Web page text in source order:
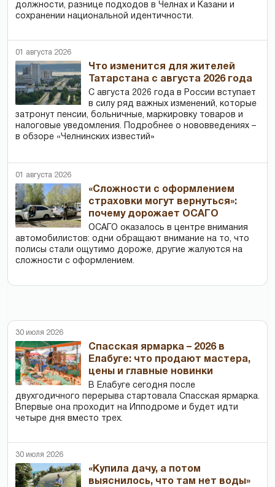
должности, разнице подходов в Челнах и Казани и
сохранении национальной идентичности.
01 августа 2026
Что изменится для жителей
Татарстана с августа 2026 года
С августа 2026 года в России вступает
в силу ряд важных изменений, которые
затронут пенсии, больничные, маркировку товаров и
налоговые уведомления. Подробнее о нововведениях –
в обзоре «Челнинских известий»
01 августа 2026
«Сложности с оформлением
страховки могут вернуться»:
почему дорожает ОСАГО
ОСАГО оказалось в центре внимания
автомобилистов: одни обращают внимание на то, что
полисы стали ощутимо дороже, другие жалуются на
сложности с оформлением.
30 июля 2026
Спасская ярмарка – 2026 в
Елабуге: что продают мастера,
цены и главные новинки
В Елабуге сегодня после
двухгодичного перерыва стартовала Спасская ярмарка.
Впервые она проходит на Ипподроме и будет идти
четыре дня вместо трех.
30 июля 2026
«Купила дачу, а потом
выяснилось, что там нет воды»